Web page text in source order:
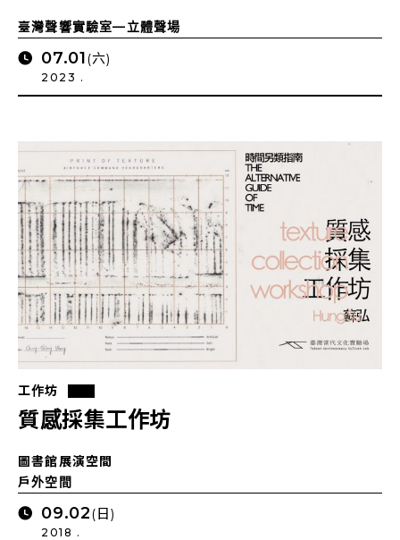
臺灣聲響實驗室—立體聲場
07.01(六)
2023 .
工作坊
質感採集工作坊
圖書館展演空間
戶外空間
09.02(日)
2018 .